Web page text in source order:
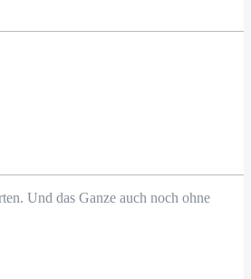
Und das Ganze auch noch ohne